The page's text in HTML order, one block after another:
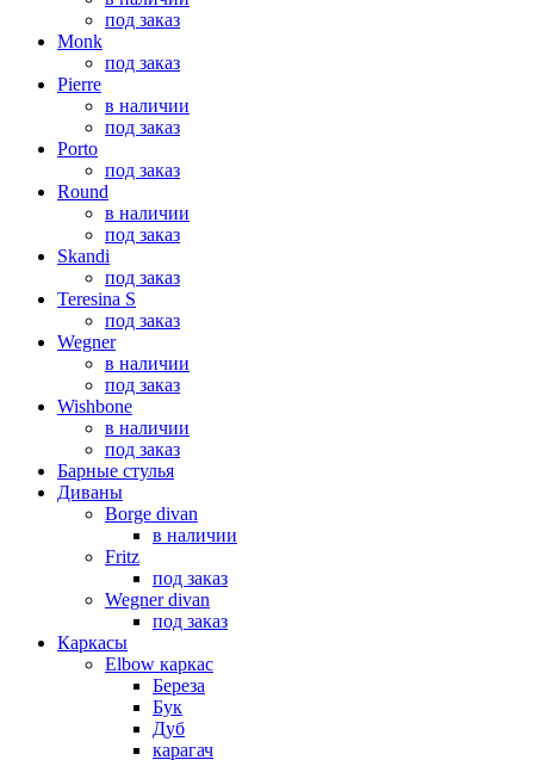
под заказ
Monk
под заказ
Pierre
в наличии
под заказ
Porto
под заказ
Round
в наличии
под заказ
Skandi
под заказ
Teresina S
под заказ
Wegner
в наличии
под заказ
Wishbone
в наличии
под заказ
Барные стулья
Диваны
Borge divan
в наличии
Fritz
под заказ
Wegner divan
под заказ
Каркасы
Elbow каркас
Береза
Бук
Дуб
карагач